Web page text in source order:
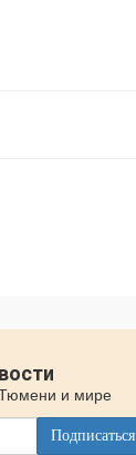
и мире
Подписаться